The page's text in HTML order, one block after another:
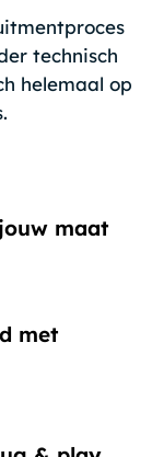
technisch
helemaal op
maat
met